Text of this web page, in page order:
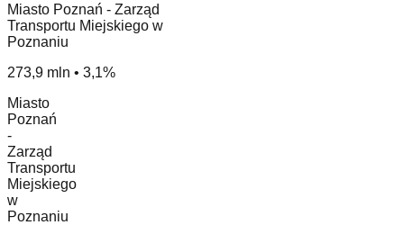
Miasto Poznań - Zarząd
Transportu Miejskiego w
Poznaniu
273,9 mln • 3,1%
Miasto
Poznań
-
Zarząd
Transportu
Miejskiego
w
Poznaniu